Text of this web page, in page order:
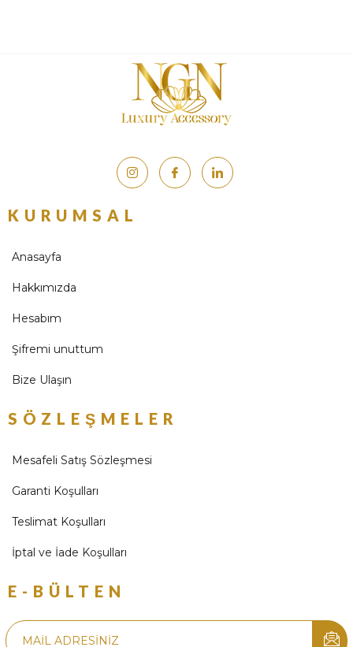
KURUMSAL
Anasayfa
Hakkımızda
Hesabım
Şifremi unuttum
Bize Ulaşın
SÖZLEŞMELER
Mesafeli Satış Sözleşmesi
Garanti Koşulları
Teslimat Koşulları
İptal ve İade Koşulları
E-BÜLTEN